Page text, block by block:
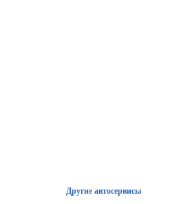
Другие автосервисы